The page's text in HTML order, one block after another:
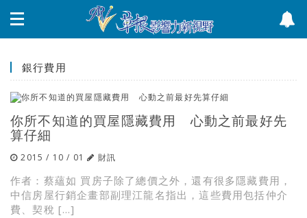
銀行費用
你所不知道的買屋隱藏費用 心動之前最好先
算仔細
2015 / 10 / 01 財訊
作者：蔡蘊如 買房子除了總價之外，還有很多隱藏費用，
中信房屋行銷企畫部副理江龍名指出，這些費用包括仲介
費、契稅 […]